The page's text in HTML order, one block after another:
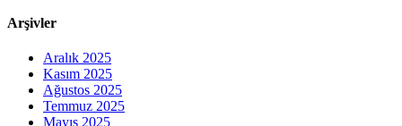
Arşivler
Aralık 2025
Kasım 2025
Ağustos 2025
Temmuz 2025
Mayıs 2025